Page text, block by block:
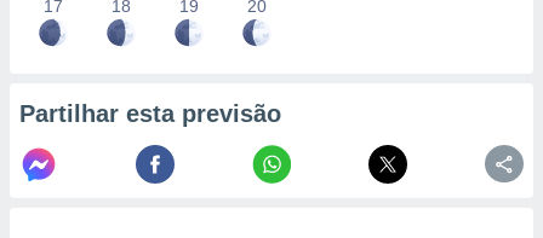
17 18 19 20
Partilhar esta previsão